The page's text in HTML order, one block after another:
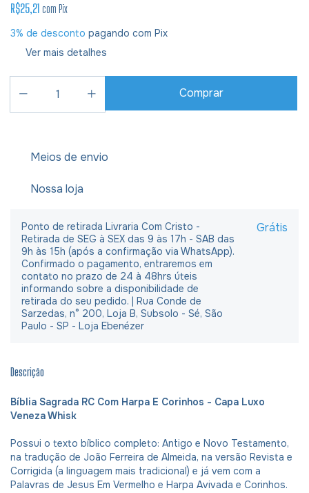
R$25,21 com Pix
3% de desconto pagando com Pix
Ver mais detalhes
Meios de envio
Nossa loja
Ponto de retirada Livraria Com Cristo -
Retirada de SEG à SEX das 9 às 17h - SAB das
9h às 15h (após a confirmação via WhatsApp).
Confirmado o pagamento, entraremos em
contato no prazo de 24 à 48hrs úteis
informando sobre a disponibilidade de
retirada do seu pedido. | Rua Conde de
Sarzedas, n° 200, Loja B, Subsolo - Sé, São
Paulo - SP - Loja Ebenézer
Grátis
Descrição
Bíblia Sagrada RC Com Harpa E Corinhos - Capa Luxo
Veneza Whisk
Possui o texto bíblico completo: Antigo e Novo Testamento,
na tradução de João Ferreira de Almeida, na versão Revista e
Corrigida (a linguagem mais tradicional) e já vem com a
Palavras de Jesus Em Vermelho e Harpa Avivada e Corinhos.